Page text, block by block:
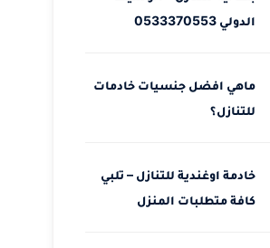
الدولي 0533370553
ماهي افضل جنسيات خادمات
للتنازل؟
خادمة اوغندية للتنازل – تلبي
كافة متطلبات المنزل